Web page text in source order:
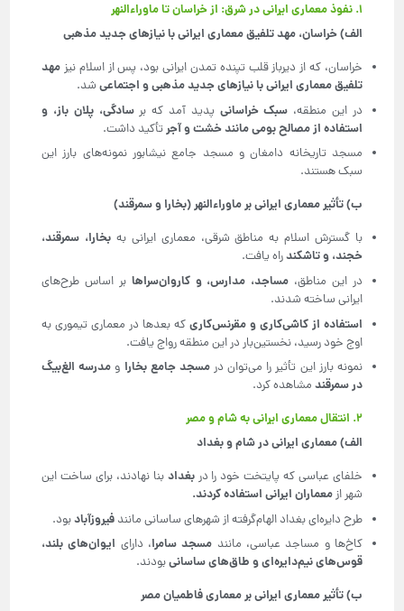
۱. نفوذ معماری ایرانی در شرق: از خراسان تا ماوراءالنهر
الف) خراسان، مهد تلفیق معماری ایرانی با نیازهای جدید مذهبی
خراسان، که از دیرباز قلب تپنده تمدن ایرانی بود، پس از اسلام نیز مهد
تلفیق معماری ایرانی با نیازهای جدید مذهبی و اجتماعی شد.
در این منطقه، سبک خراسانی پدید آمد که برسادگی، پلان باز، و
استفاده از مصالح بومی مانند خشت و آجرتأکید داشت.
مسجد تاریخانه دامغان و مسجد جامع نیشابور نمونه‌های بارز این
سبک هستند.
ب) تأثیر معماری ایرانی بر ماوراءالنهر (بخارا و سمرقند)
با گسترش اسلام به مناطق شرقی، معماری ایرانی به بخارا، سمرقند،
خجند، و تاشکندراه یافت.
در این مناطق، مساجد، مدارس، و کاروان‌سراها بر اساس طرح‌های
ایرانی ساخته شدند.
استفاده از کاشی‌کاری و مقرنس‌کاری که بعدها در معماری تیموری به
اوج خود رسید، نخستین‌بار در این منطقه رواج یافت.
نمونه بارز این تأثیر را می‌توان درمسجد جامع بخارا و مدرسه الغ‌بیگ
در سمرقند مشاهده کرد.
۲. انتقال معماری ایرانی به شام و مصر
الف) معماری ایرانی در شام و بغداد
خلفای عباسی که پایتخت خود را دربغداد بنا نهادند، برای ساخت این
شهر ازمعماران ایرانی استفاده کردند.
طرح دایره‌ای بغداد الهام‌گرفته از شهرهای ساسانی مانندفیروزآبادبود.
کاخ‌ها و مساجد عباسی، مانند مسجد سامرا، دارای ایوان‌های بلند،
قوس‌های نیم‌دایره‌ای و طاق‌های ساسانیبودند.
ب) تأثیر معماری ایرانی بر معماری فاطمیان مصر